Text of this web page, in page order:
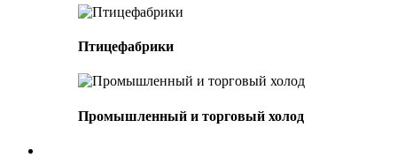
Птицефабрики
Промышленный и торговый холод